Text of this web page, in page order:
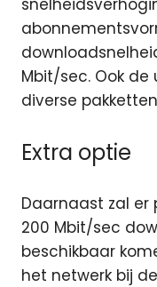
Mbit/sec. Ook
diverse
Extra optie
Daarnaast zal er
200 Mbit/sec
beschikbaar
het netwerk bij